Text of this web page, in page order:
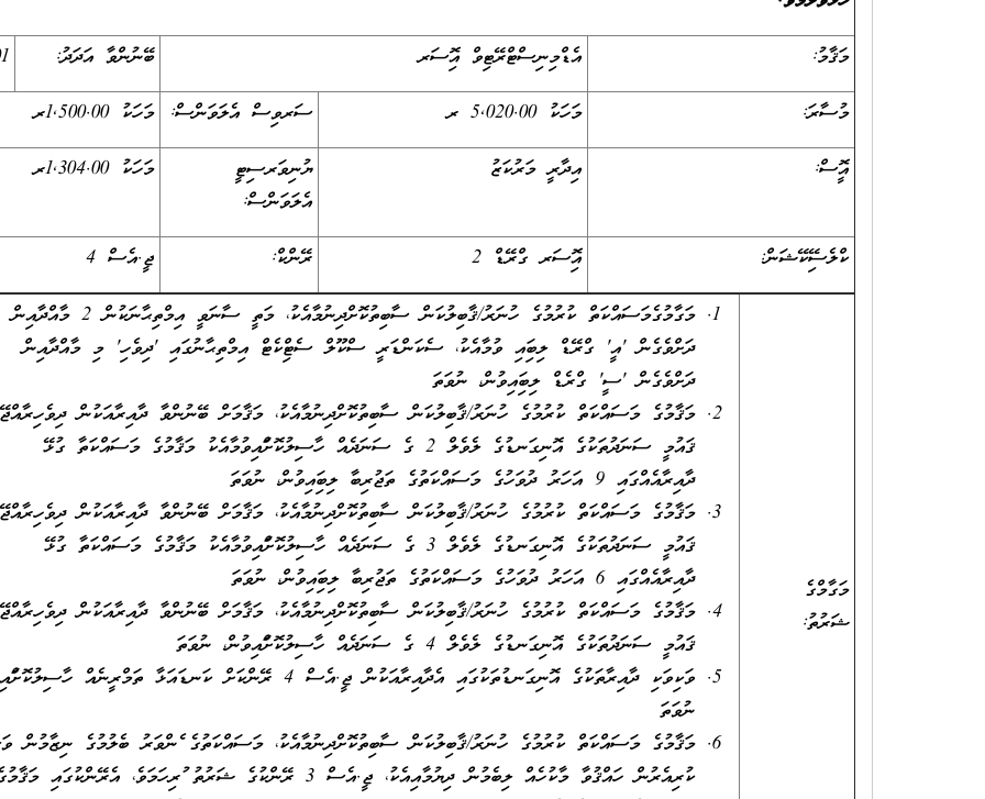
މަޤާމު:
އެޑްމިނިސްޓްރޭޓިވް އޮފިސަރ ބޭނުންވާ އަދަދު:
މުސާރަ:
މަހަކު 5,020.00 ރ ސަރވިސް އެލަވަންސް: މަހަކު 1,500.00ރ
އޮފީސް:
އިދާރީ މަރުކަޒު
ޔުނިވަރސިޓީ
އެލަވަންސް:
މަހަކު 1,304.00ރ
ކްލެސިފޭކޭޝަން: އޮފިސަރ ގްރޭޑް 2 ރޭންކް: ޖީ.އެސް 4
މަގާމްގެ
ޝަރުތު:
މަގާމުގެމަސައްކަތް ކުރުމުގެ ހުނަރު/ޤާބިލުކަން ސާބިތުކޮށްދިނުމާއެކު، މަތީ ސާނަވީ އިމްތިޙާނަކުން 2 މާއްދާއިން
ދަށްވެގެން 'އީ' ގްރޭޑް ލިބިފައި ވުމާއެކު، ސެކަންޑަރީ ސްކޫލް ސެޓްފިކެޓް އިމްތިޙާނުގައި 'ދިވެހި' މި މާއްދާއިން
ދަށްވެގެން 'ސީ' ގްރެޑް ލިބިފައިވުން، ނުވަތަ
މަޤާމުގެ މަސައްކަތް ކުރުމުގެ ހުނަރު/ޤާބިލުކަން ސާބިތުކޮށްދިނުމާއެކު، މަޤާމަށް ބޭނުންވާ ދާއިރާއަކުން
ޤައުމީ ސަނަދުތަކުގެ އޮނިގަނޑުގެ ލެވެލް 2 ގެ ސަނަދެއް ހާސިލުކޮށްފައިވުމާއެކު މަޤާމުގެ މަސައްކަތާ ގުޅޭ
ދާއިރާއެއްގައި 9 އަހަރު ދުވަހުގެ މަސައްކަތުގެ ތަޖުރިބާ ލިބިފައިވުން، ނުވަތަ
މަޤާމުގެ މަސައްކަތް ކުރުމުގެ ހުނަރު/ޤާބިލުކަން ސާބިތުކޮށްދިނުމާއެކު، މަޤާމަށް ބޭނުންވާ ދާއިރާއަކުން
ޤައުމީ ސަނަދުތަކުގެ އޮނިގަނޑުގެ ލެވެލް 3 ގެ ސަނަދެއް ހާސިލުކޮށްފައިވުމާއެކު މަޤާމުގެ މަސައްކަތާ ގުޅޭ
ދާއިރާއެއްގައި 6 އަހަރު ދުވަހުގެ މަސައްކަތުގެ ތަޖުރިބާ ލިބިފައިވުން، ނުވަތަ
މަޤާމުގެ މަސައްކަތް ކުރުމުގެ ހުނަރު/ޤާބިލުކަން ސާބިތުކޮށްދިނުމާއެކު، މަޤާމަށް ބޭނުންވާ ދާއިރާއަކުން
ޤައުމީ ސަނަދުތަކުގެ އޮނިގަނޑުގެ ލެވެލް 4 ގެ ސަނަދެއް ހާސިލުކޮށްފައިވުން، ނުވަތަ
ވަކިވަކި ދާއިރާތަކުގެ އޮނިގަނޑުތަކުގައި އެދާއިރާއަކުން ޖީ.އެސް 4 ރޭންކަށް ކަނޑައަޅާ ތަމްރީނެއް
ނުވަތަ
މަޤާމުގެ މަސައްކަތް ކުރުމުގެ ހުނަރު/ޤާބިލުކަން ސާބިތުކޮށްދިނުމާއެކު، މަސައްކަތުގެ ފެންވަރު ބެލުމުގެ ނިޒާމުން
ކުރިއެރުން ހައްޤުވާ މާކުހެއް ލިބެމުން ދިޔުމާއިއެކު، ޖީ.އެސް 3 ރޭންކުގެ ޝަރުތު ފުރިހަމަވެ، އެރޭންކުގައި